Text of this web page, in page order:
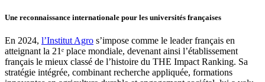
Une reconnaissance internationale pour les universités françaises
En 2024, l’Institut Agro s’impose comme le leader français en
atteignant la 21ᵉ place mondiale, devenant ainsi l’établissement
français le mieux classé de l’histoire du THE Impact Ranking. Sa
stratégie intégrée, combinant recherche appliquée, formations